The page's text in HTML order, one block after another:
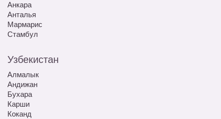
Анкара
Анталья
Мармарис
Стамбул
Узбекистан
Алмалык
Андижан
Бухара
Карши
Коканд